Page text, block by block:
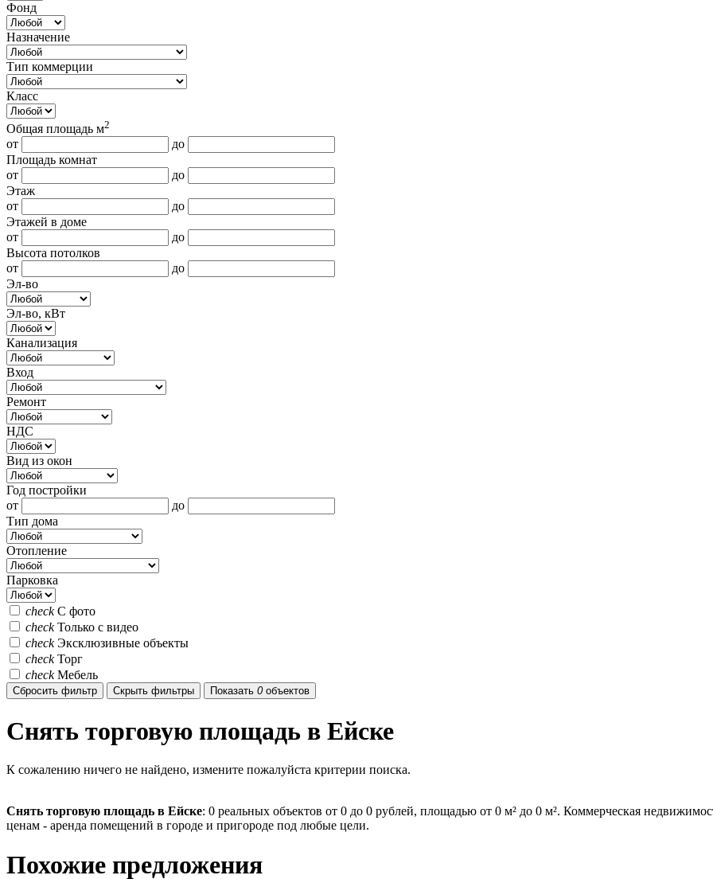
Фонд
Назначение
Тип коммерции
Класс
Общая площадь м2
от
до
Площадь комнат
от
до
Этаж
от
до
Этажей в доме
от
до
Высота потолков
от
до
Эл-во
Эл-во, кВт
Канализация
Вход
Ремонт
НДС
Вид из окон
Год постройки
от
до
Тип дома
Отопление
Парковка
check С фото
check Только с видео
check Эксклюзивные объекты
check Торг
check Мебель
Сбросить фильтр Скрыть фильтры Показать 0объектов
Снять торговую площадь в Ейске
К сожалению ничего не найдено, измените пожалуйста критерии поиска.
Снять торговую площадь в Ейске: 0 реальных объектов от 0 до 0 рублей, площадью от 0 м² до 0 м². Коммерческая
ценам - аренда помещений в городе и пригороде под любые цели.
Похожие предложения